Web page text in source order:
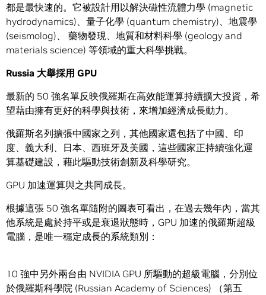
都是最快速的。它被設計用以解決磁性流體力學 (magnetic
hydrodynamics)、量子化學 (quantum chemistry)、地震學
(seismolog)、 藥物發現、地質和材料科學 (geology and
materials science) 等領域的重大科學挑戰。
Russia 大舉採用 GPU
最新的 50 強名單反映俄羅斯在高效能運算持續擴大投資，希
望藉由擁有更好的科學與技術，來增加經濟成長動力。
俄羅斯名列擴張中國家之列，其他國家還包括了中國、印
度、義大利、日本、西班牙及美國，這些國家正持續強化運
算基礎建設，藉此驅動技術創新及科學研究。
GPU 加速運算與之共同成長。
根據這張 50 強名單隨附的圖表可看出，在過去幾年內，當其
他系統是處於持平或是衰退狀態時，GPU 加速的俄羅斯超級
電腦，是唯一穩定成長的系統類別：
10 強中另外兩台由 NVIDIA GPU 所驅動的超級電腦，分別位
於俄羅斯科學院 (Russian Academy of Sciences) （第五